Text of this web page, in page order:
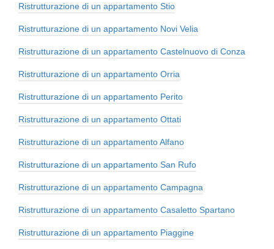
Ristrutturazione di un appartamento Stio
Ristrutturazione di un appartamento Novi Velia
Ristrutturazione di un appartamento Castelnuovo di Conza
Ristrutturazione di un appartamento Orria
Ristrutturazione di un appartamento Perito
Ristrutturazione di un appartamento Ottati
Ristrutturazione di un appartamento Alfano
Ristrutturazione di un appartamento San Rufo
Ristrutturazione di un appartamento Campagna
Ristrutturazione di un appartamento Casaletto Spartano
Ristrutturazione di un appartamento Piaggine